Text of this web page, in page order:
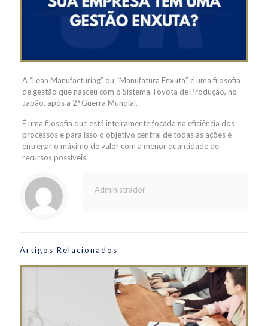
A “Lean Manufacturing” ou “Manufatura Enxuta” é uma filosofia
de gestão que nasceu com o Sistema Toyota de Produção, no
Japão, após a 2ª Guerra Mundial.
É uma filosofia que está inteiramente focada na eficiência dos
processos e para isso o objetivo central de todas as ações é
entregar o máximo de valor com a menor quantidade de
recursos possíveis.
Administrador
Artigos Relacionados